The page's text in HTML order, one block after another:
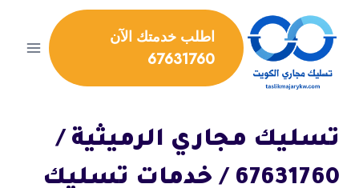
المحتوى
اطلب خدمتك الآن
67631760
تسليك مجاري الرميثية /
67631760 / خدمات تسليك